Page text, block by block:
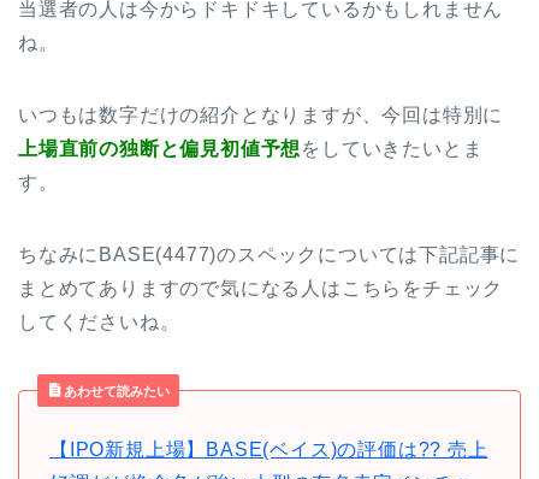
当選者の人は今からドキドキしているかもしれません
ね。
いつもは数字だけの紹介となりますが、今回は特別に
上場直前の独断と偏見初値予想 をしていきたいとま
す。
ちなみにBASE(4477)のスペックについては下記記事に
まとめてありますので気になる人はこちらをチェック
してくださいね。
あわせて読みたい
【IPO新規上場】BASE(ベイス)の評価は?? 売上